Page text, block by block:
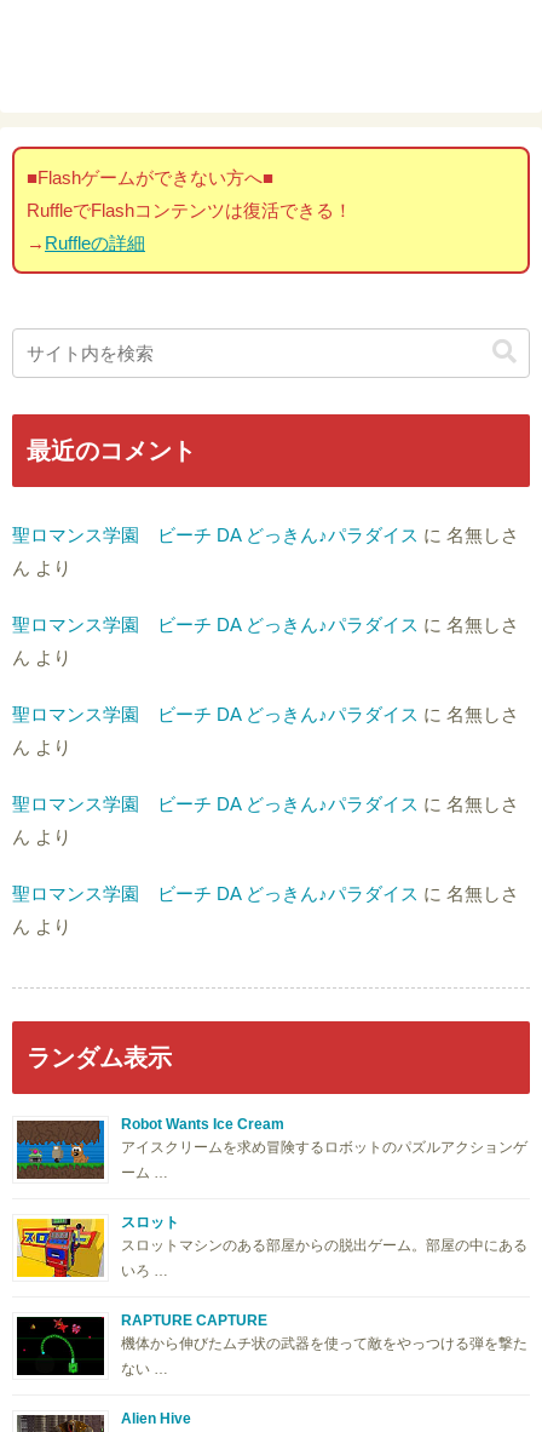
■Flashゲームができない方へ■
RuffleでFlashコンテンツは復活できる！
→ Ruffleの詳細
最近のコメント
聖ロマンス学園 ビーチ DA どっきん♪パラダイス に 名無しさ
ん より
聖ロマンス学園 ビーチ DA どっきん♪パラダイス に 名無しさ
ん より
聖ロマンス学園 ビーチ DA どっきん♪パラダイス に 名無しさ
ん より
聖ロマンス学園 ビーチ DA どっきん♪パラダイス に 名無しさ
ん より
聖ロマンス学園 ビーチ DA どっきん♪パラダイス に 名無しさ
ん より
ランダム表示
Robot Wants Ice Cream
アイスクリームを求め冒険するロボットのパズルアクションゲ
ーム …
スロット
スロットマシンのある部屋からの脱出ゲーム。部屋の中にある
いろ …
RAPTURE CAPTURE
機体から伸びたムチ状の武器を使って敵をやっつける弾を撃た
ない …
Alien Hive